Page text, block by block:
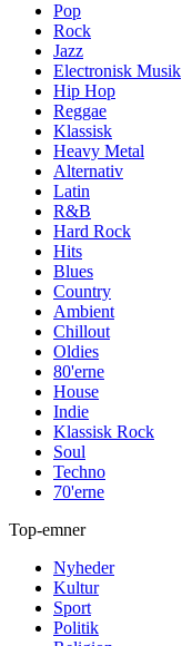
Pop
Rock
Jazz
Electronisk Musik
Hip Hop
Reggae
Klassisk
Heavy Metal
Alternativ
Latin
R&B
Hard Rock
Hits
Blues
Country
Ambient
Chillout
Oldies
80'erne
House
Indie
Klassisk Rock
Soul
Techno
70'erne
Top-emner
Nyheder
Kultur
Sport
Politik